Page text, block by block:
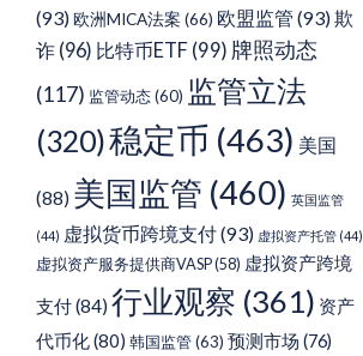
(93)欧洲MICA法案 (66) 欧盟监管 (93)欺
诈 (96) 比特币ETF (99) 牌照动态
(117) 监管动态(60) 监管立法
(320)稳定币 (463) 美国
(88) 美国监管 (460) 英国监管
(44) 虚拟货币跨境支付(93) 虚拟资产托管 (44)
虚拟资产服务提供商VASP(58) 虚拟资产跨境
支付(84) 行业观察 (361) 资产
代币化(80) 韩国监管(63) 预测市场 (76)